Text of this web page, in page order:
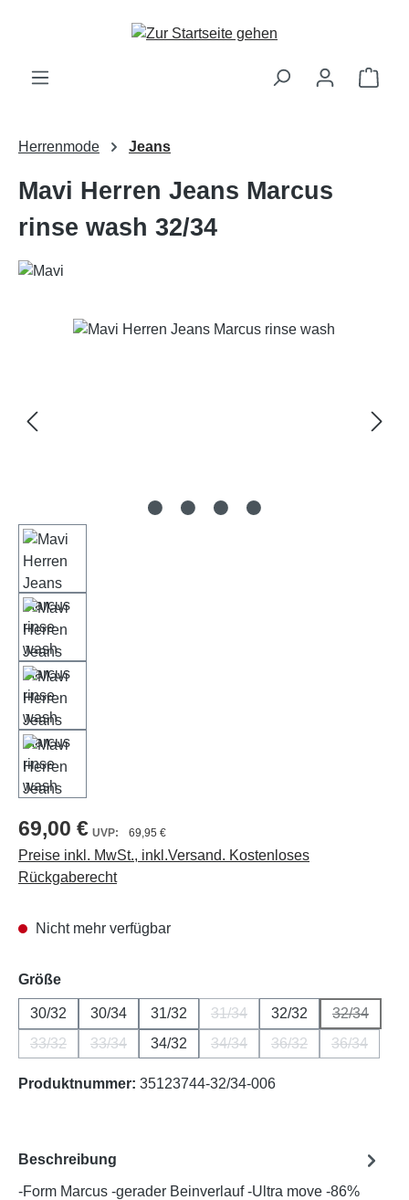
Zum Hauptinhalt springen
Herrenmode Jeans
Mavi Herren Jeans Marcus
rinse wash 32/34
Bildergalerie überspringen
69,00 € 69,95 €
Preise inkl. MwSt., inkl.Versand. Kostenloses
Rückgaberecht
Nicht mehr verfügbar
Größeauswählen
30/32 30/34 31/32 31/34
(Diese Option ist zurzeit nicht
32/32 32/34
(Diese
33/32
(Diese Option ist zurzeit nicht verfügbar.)
33/34
(Diese Option ist zurzeit nicht verfügbar.)
34/32 34/34
(Diese Option ist zurzeit nicht
36/32
(Diese Option ist
36/34
(Diese
Produktnummer: 35123744-32/34-006
Beschreibung
-Form Marcus -gerader Beinverlauf -Ultra move -86%